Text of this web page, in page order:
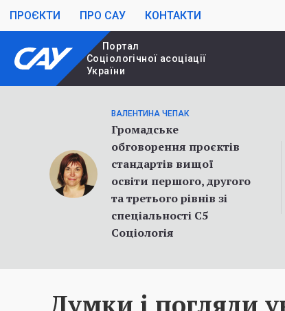
ПРОЄКТИ ПРО САУ КОНТАКТИ
Портал
Cоціологічної асоціації
України
ВАЛЕНТИНА ЧЕПАК
Громадське
обговорення проєктів
стандартів вищої
освіти першого, другого
та третього рівнів зі
спеціальності С5
Соціологія
Думки і погляди